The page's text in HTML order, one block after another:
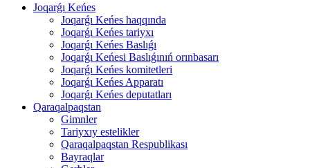
Joqarǵı Keńes
Joqarǵı Keńes haqqında
Joqarǵı Keńes tariyxı
Joqarǵı Keńes Baslıǵı
Joqarǵı Keńesi Baslıǵınıń orınbasarı
Joqarǵı Keńes komitetleri
Joqarǵı Keńes Apparatı
Joqarǵı Keńes deputatları
Qaraqalpaqstan
Gimnler
Tariyxıy estelikler
Qaraqalpaqstan Respublikası
Bayraqlar